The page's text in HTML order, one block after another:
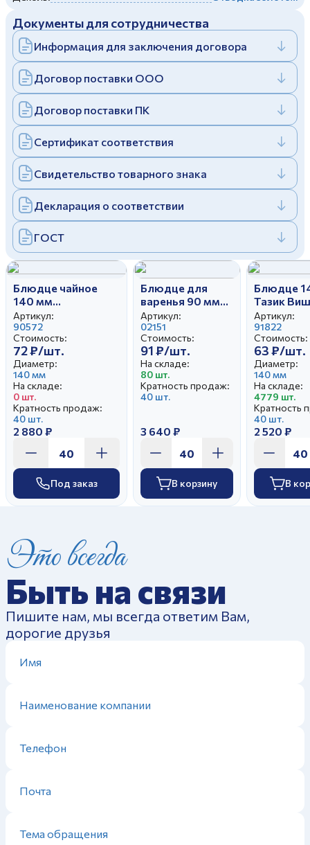
Заполняя и отправляя форму, вы соглашаетесь
c
cполитикой конфиденциальности
Политика конфиденциальности
Документы для сотрудничества
Информация для заключения договора
Договор поставки ООО
Договор поставки ПК
Сертификат соответствия
Свидетельство товарного знака
Декларация о соответствии
ГОСТ
Блюдце чайное
140 мм
Унифицированный
Оливия
Артикул:
90572
Стоимость:
72 ₽/шт.
Диаметр:
140 мм
На складе:
0 шт.
Кратность продаж:
40 шт.
2 880 ₽
Под заказ
Блюдце для
варенья 90 мм
Уютное Отводка
люстром
Артикул:
02151
Стоимость:
91 ₽/шт.
На складе:
80 шт.
Кратность продаж:
40 шт.
3 640 ₽
В корзину
Блюдце
Тазик
Артикул:
91822
Стоимость:
63 ₽/шт.
Диаметр:
140 мм
На складе:
4779 шт.
Кратность
40 шт.
2 520 ₽
В
Это всегда
Быть на связи
Пишите нам, мы всегда ответим Вам,
дорогие друзья